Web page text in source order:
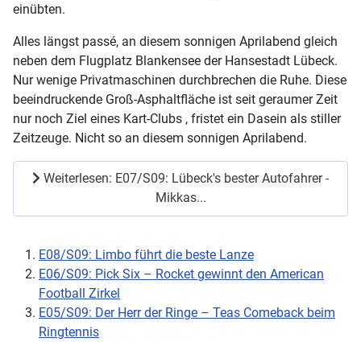
einübten.
Alles längst passé, an diesem sonnigen Aprilabend gleich
neben dem Flugplatz Blankensee der Hansestadt Lübeck.
Nur wenige Privatmaschinen durchbrechen die Ruhe. Diese
beeindruckende Groß-Asphaltfläche ist seit geraumer Zeit
nur noch Ziel eines Kart-Clubs , fristet ein Dasein als stiller
Zeitzeuge. Nicht so an diesem sonnigen Aprilabend.
Weiterlesen: E07/S09: Lübeck's bester Autofahrer -
Mikkas...
E08/S09: Limbo führt die beste Lanze
E06/S09: Pick Six – Rocket gewinnt den American
Football Zirkel
E05/S09: Der Herr der Ringe – Teas Comeback beim
Ringtennis